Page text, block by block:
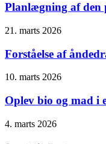
Planlægning af den
21. marts 2026
Forståelse af
10. marts 2026
Oplev bio og mad i
4. marts 2026